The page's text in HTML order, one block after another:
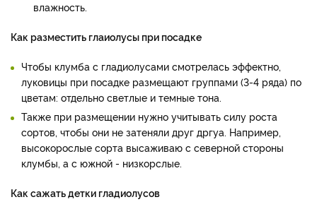
влажность.
Как разместить глаиолусы при посадке
Чтобы клумба с гладиолусами смотрелась эффектно,
луковицы при посадке размещают группами (3-4 ряда) по
цветам: отдельно светлые и темные тона.
Также при размещении нужно учитывать силу роста
сортов, чтобы они не затеняли друг дргуа. Например,
высокорослые сорта высаживаю с северной стороны
клумбы, а с южной - низкорслые.
Как сажать детки гладиолусов